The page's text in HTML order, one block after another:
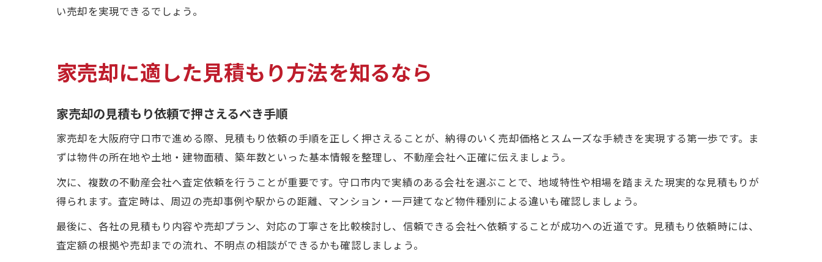
い売却を実現できるでしょう。
家売却に適した見積もり方法を知るなら
家売却の見積もり依頼で押さえるべき手順
家売却を大阪府守口市で進める際、見積もり依頼の手順を正しく押さえることが、納得のいく売却価格とスムーズな手続きを実現する第一歩です。ま
ずは物件の所在地や土地・建物面積、築年数といった基本情報を整理し、不動産会社へ正確に伝えましょう。
次に、複数の不動産会社へ査定依頼を行うことが重要です。守口市内で実績のある会社を選ぶことで、地域特性や相場を踏まえた現実的な見積もりが
得られます。査定時は、周辺の売却事例や駅からの距離、マンション・一戸建てなど物件種別による違いも確認しましょう。
最後に、各社の見積もり内容や売却プラン、対応の丁寧さを比較検討し、信頼できる会社へ依頼することが成功への近道です。見積もり依頼時には、
査定額の根拠や売却までの流れ、不明点の相談ができるかも確認しましょう。